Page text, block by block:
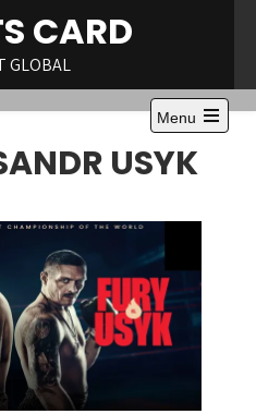
CARD
GLOBAL
Menu
Open
the
main
USYK